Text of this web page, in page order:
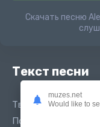
Скачать песню
Текст песни
Твої очі кольору
Потаємно палають
muzes.net
Would like to